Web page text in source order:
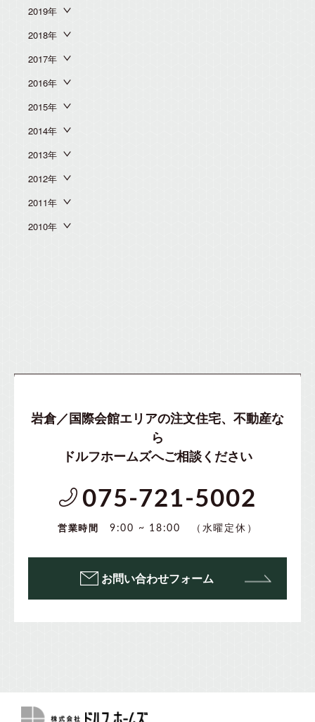
2019年
2018年
2017年
2016年
2015年
2014年
2013年
2012年
2011年
2010年
岩倉／国際会館エリアの注文住宅、不動産な
ら
ドルフホームズへご相談ください
075-721-5002
営業時間 9:00 ~ 18:00 （水曜定休）
お問い合わせフォーム